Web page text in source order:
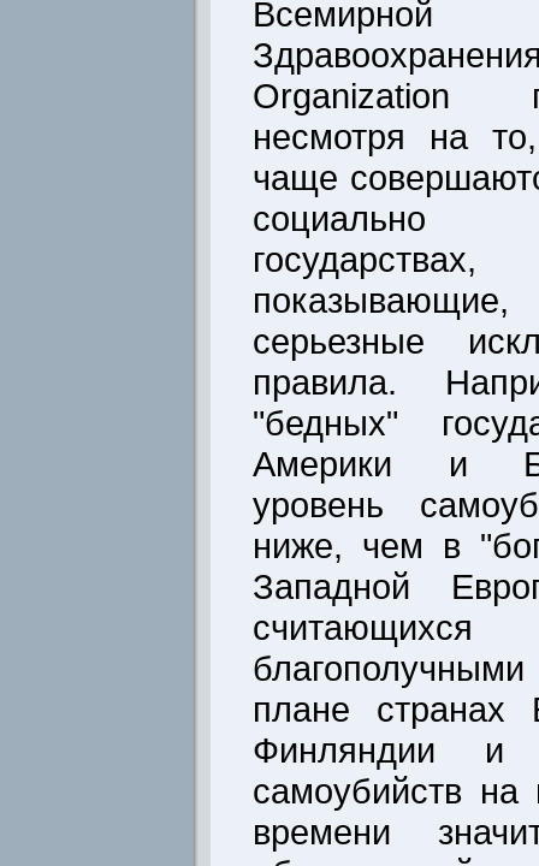
Всемирной
Organization
несмотря на
чаще
социально
серьезные
правила.
"бедных"
Америки и
уровень
ниже, чем в
Западной
плане
Финляндии и
самоубийств на
времени